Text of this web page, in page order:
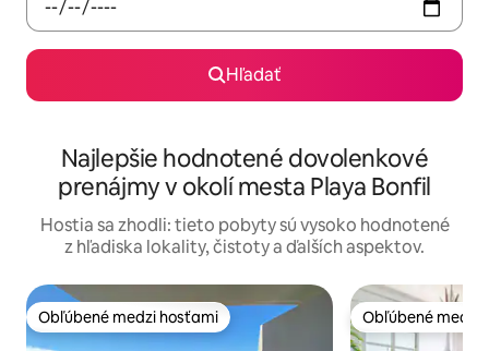
Hľadať
Najlepšie hodnotené dovolenkové
prenájmy v okolí mesta Playa Bonfil
Hostia sa zhodli: tieto pobyty sú vysoko hodnotené
z hľadiska lokality, čistoty a ďalších aspektov.
Obľúbené medzi hosťami
Obľúbené medzi hosťami Obľúbené medzi
Obľúbené medzi